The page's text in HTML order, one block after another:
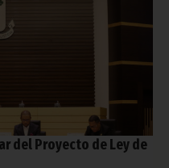
del Proyecto de Ley de